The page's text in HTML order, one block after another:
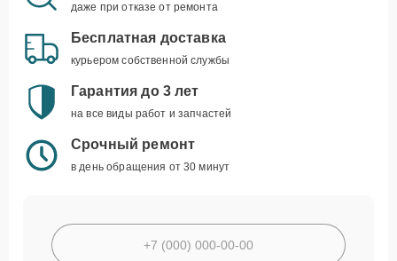
даже при отказе от ремонта
Бесплатная доставка
курьером собственной службы
Гарантия до 3 лет
на все виды работ и запчастей
Срочный ремонт
в день обращения от 30 минут